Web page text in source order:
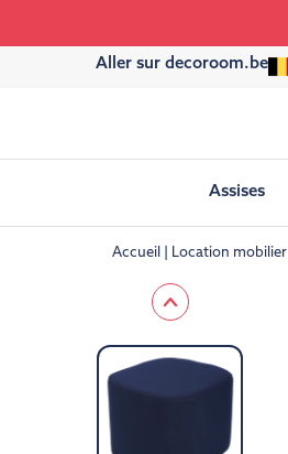
Aller sur decoroom.be
Assises
Accueil Location mobilier